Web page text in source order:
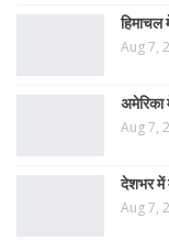
Aug 7,
अमेरिका
Aug 7,
देशभर में
Aug 7,